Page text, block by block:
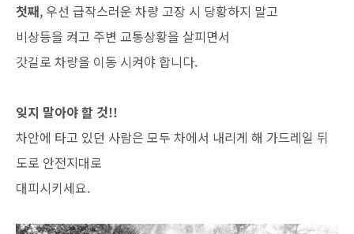
첫째, 우선 급작스러운 차량 고장 시 당황하지 말고
비상등을 켜고 주변 교통상황을 살피면서
갓길로 차량을 이동 시켜야 합니다.
잊지 말아야 할 것!!
차안에 타고 있던 사람은 모두 차에서 내리게 해 가드레일 뒤
도로 안전지대로
대피시키세요.